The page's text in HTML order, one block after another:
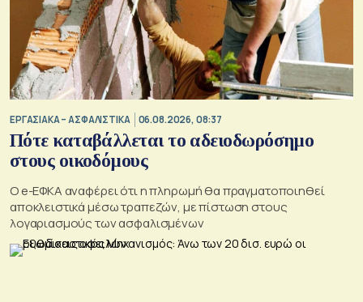
ΕΡΓΑΣΙΑΚΑ – ΑΣΦΑΛΙΣΤΙΚΑ 06.08.2026, 08:37
Πότε καταβάλλεται το αδειοδωρόσημο
στους οικοδόμους
O e-ΕΦΚΑ αναφέρει ότι η πληρωμή θα πραγματοποιηθεί
αποκλειστικά μέσω τραπεζών, με πίστωση στους
λογαριασμούς των ασφαλισμένων